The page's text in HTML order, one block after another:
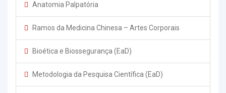
Anatomia Palpatória
Ramos da Medicina Chinesa – Artes Corporais
Bioética e Biossegurança (EaD)
Metodologia da Pesquisa Científica (EaD)